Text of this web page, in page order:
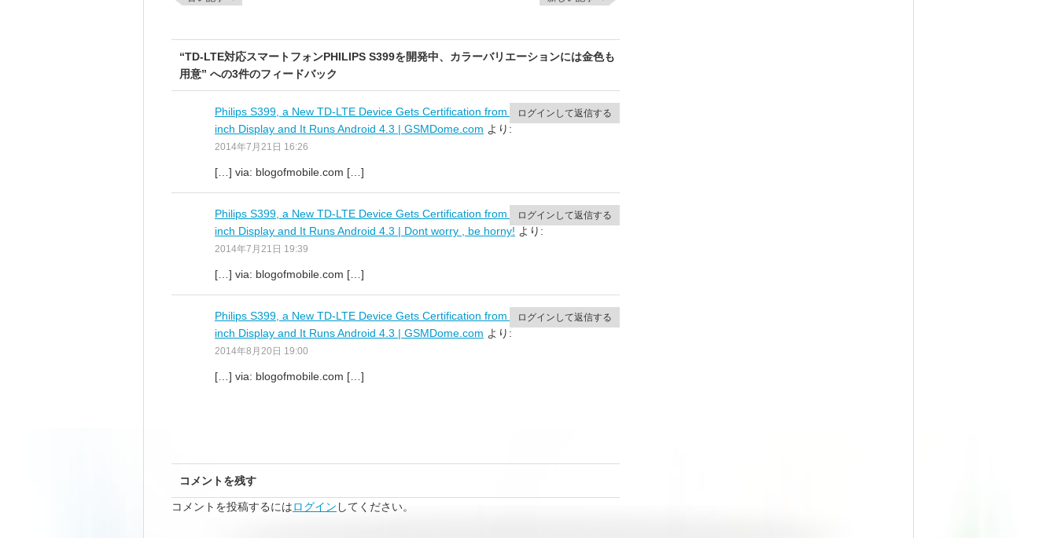
“TD-LTE対応スマートフォンPHILIPS S399を開発中、カラーバリエーションには金色も
用意” への3件のフィードバック
Philips S399, a New TD-LTE Device Gets Certification from TEENA; Packs a 5-
inch Display and It Runs Android 4.3 | GSMDome.com より:
2014年7月21日 16:26
[…] via: blogofmobile.com […]
ログインして返信する
Philips S399, a New TD-LTE Device Gets Certification from TEENA; Packs a 5-
inch Display and It Runs Android 4.3 | Dont worry , be horny! より:
2014年7月21日 19:39
[…] via: blogofmobile.com […]
ログインして返信する
Philips S399, a New TD-LTE Device Gets Certification from TENAA; Packs a 5-
inch Display and It Runs Android 4.3 | GSMDome.com より:
2014年8月20日 19:00
[…] via: blogofmobile.com […]
ログインして返信する
コメントを残す
コメントを投稿するにはログイン してください。